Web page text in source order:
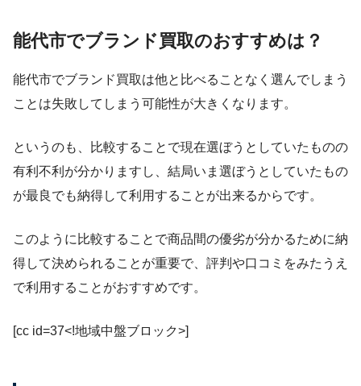
能代市でブランド買取のおすすめは？
能代市でブランド買取は他と比べることなく選んでしまう
ことは失敗してしまう可能性が大きくなります。
というのも、比較することで現在選ぼうとしていたものの
有利不利が分かりますし、結局いま選ぼうとしていたもの
が最良でも納得して利用することが出来るからです。
このように比較することで商品間の優劣が分かるために納
得して決められることが重要で、評判や口コミをみたうえ
で利用することがおすすめです。
[cc id=37<!地域中盤ブロック>]